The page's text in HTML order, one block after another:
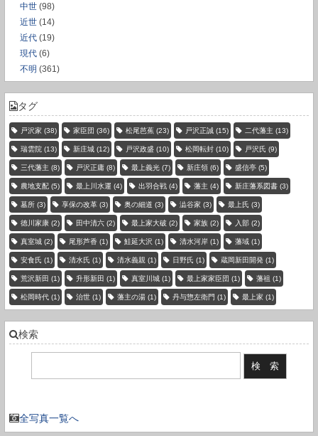
中世 (98)
近世 (14)
近代 (19)
現代 (6)
不明 (361)
タグ
戸沢家 (38) 家臣団 (36) 松尾芭蕉 (23) 戸沢正誠 (15) 二代藩主 (13)
瑞雲院 (13) 新庄城 (12) 戸沢政盛 (10) 松岡転封 (10) 戸沢氏 (9)
三代藩主 (8) 戸沢正庸 (8) 最上義光 (7) 新庄領 (6) 盛信亭 (5)
農地支配 (5) 最上川水運 (4) 出羽合戦 (4) 藩主 (4) 新庄藩系図書 (3)
墓所 (3) 享保の改革 (3) 奥の細道 (3) 澁谷家 (3) 最上氏 (3)
徳川家康 (2) 田中清六 (2) 最上家大破 (2) 家族 (2) 入部 (2)
真室城 (2) 尾形芦香 (1) 鮭延大沢 (1) 清水河岸 (1) 藩域 (1)
安食氏 (1) 清水氏 (1) 清水義親 (1) 日野氏 (1) 蔵岡新田開発 (1)
荒沢新田 (1) 升形新田 (1) 真室川城 (1) 最上家家臣団 (1) 藩祖 (1)
松岡時代 (1) 治世 (1) 藩主の湯 (1) 丹与惣左衛門 (1) 最上家 (1)
検索
全写真一覧へ